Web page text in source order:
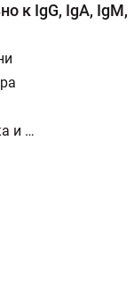
к IgG, IgA, IgM,
и …